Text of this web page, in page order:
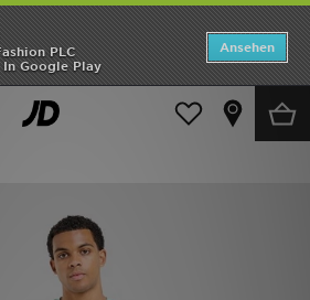
PLC
Google Play
Ansehen
T-Shirts und Tanktops